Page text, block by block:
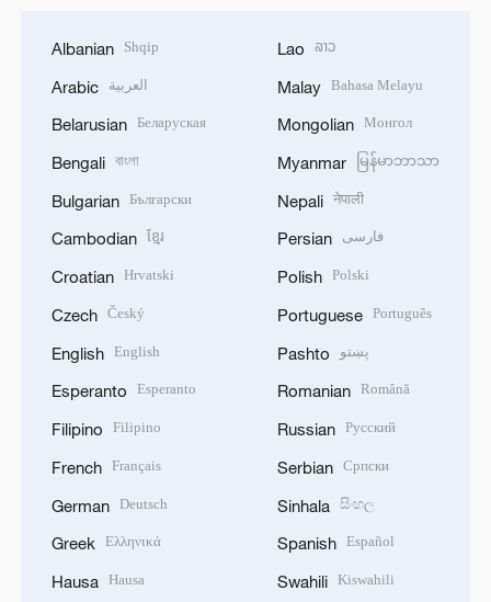
Albanian Shqip
Arabic العربية
Belarusian Беларуская
Bengali বাংলা
Bulgarian Български
Cambodian ខ្មែរ
Croatian Hrvatski
Czech Český
English English
Esperanto Esperanto
Filipino Filipino
French Français
German Deutsch
Greek Ελληνικά
Hausa Hausa
Lao ລາວ
Malay Bahasa Melayu
Mongolian Монгол
Myanmar မြန်မာဘာသာ
Nepali नेपाली
Persian فارسی
Polish Polski
Portuguese Português
Pashto پښتو
Romanian Română
Russian Русский
Serbian Српски
Sinhala සිංහල
Spanish Español
Swahili Kiswahili